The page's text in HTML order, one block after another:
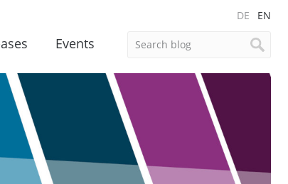
DE EN
Events